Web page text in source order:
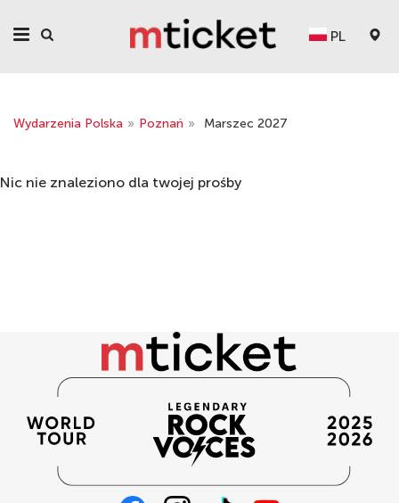
PL
Wydarzenia Polska » Poznań » Marszec 2027
Nic nie znaleziono dla twojej prośby